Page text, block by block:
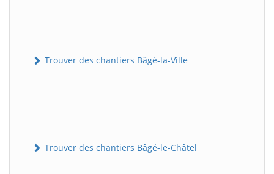
Trouver des chantiers Bâgé-la-Ville
Trouver des chantiers Bâgé-le-Châtel